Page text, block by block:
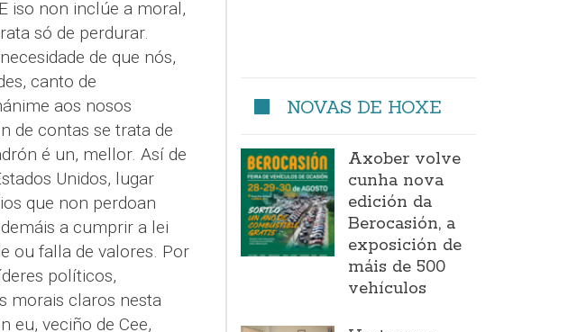
iso non inclúe a moral,
só de perdurar.
de que nós,
canto de
aos nosos
de contas se trata de
é un, mellor. Así de
Unidos, lugar
que non perdoan
a cumprir a lei
ou falla de valores. Por
políticos,
morais claros nesta
eu, veciño de Cee,
NOVAS DE HOXE
Axober volve
cunha nova
edición da
Berocasión, a
exposición de
máis de 500
vehículos